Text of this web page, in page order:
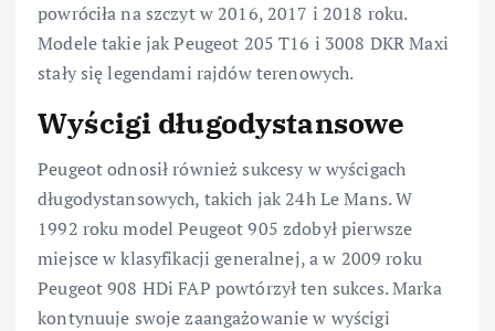
powróciła na szczyt w 2016, 2017 i 2018 roku.
Modele takie jak Peugeot 205 T16 i 3008 DKR Maxi
stały się legendami rajdów terenowych.
Wyścigi długodystansowe
Peugeot odnosił również sukcesy w wyścigach
długodystansowych, takich jak 24h Le Mans. W
1992 roku model Peugeot 905 zdobył pierwsze
miejsce w klasyfikacji generalnej, a w 2009 roku
Peugeot 908 HDi FAP powtórzył ten sukces. Marka
kontynuuje swoje zaangażowanie w wyścigi